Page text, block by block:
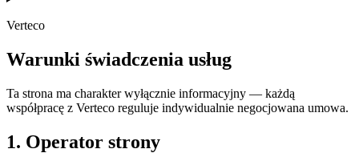
Verteco
Warunki świadczenia usług
Ta strona ma charakter wyłącznie informacyjny — każdą
współpracę z Verteco reguluje indywidualnie negocjowana umowa.
1. Operator strony